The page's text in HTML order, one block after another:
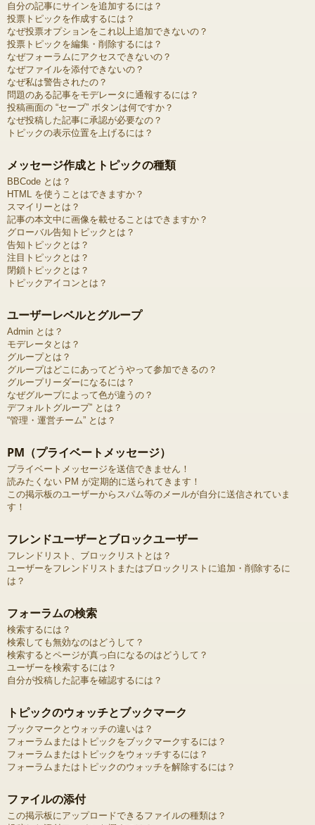
自分の記事にサインを追加するには？
投票トピックを作成するには？
なぜ投票オプションをこれ以上追加できないの？
投票トピックを編集・削除するには？
なぜフォーラムにアクセスできないの？
なぜファイルを添付できないの？
なぜ私は警告されたの？
問題のある記事をモデレータに通報するには？
投稿画面の “セーブ” ボタンは何ですか？
なぜ投稿した記事に承認が必要なの？
トピックの表示位置を上げるには？
メッセージ作成とトピックの種類
BBCode とは？
HTML を使うことはできますか？
スマイリーとは？
記事の本文中に画像を載せることはできますか？
グローバル告知トピックとは？
告知トピックとは？
注目トピックとは？
閉鎖トピックとは？
トピックアイコンとは？
ユーザーレベルとグループ
Admin とは？
モデレータとは？
グループとは？
グループはどこにあってどうやって参加できるの？
グループリーダーになるには？
なぜグループによって色が違うの？
デフォルトグループ” とは？
“管理・運営チーム” とは？
PM（プライベートメッセージ）
プライベートメッセージを送信できません！
読みたくない PM が定期的に送られてきます！
この掲示板のユーザーからスパム等のメールが自分に送信されていま
す！
フレンドユーザーとブロックユーザー
フレンドリスト、ブロックリストとは？
ユーザーをフレンドリストまたはブロックリストに追加・削除するに
は？
フォーラムの検索
検索するには？
検索しても無効なのはどうして？
検索するとページが真っ白になるのはどうして？
ユーザーを検索するには？
自分が投稿した記事を確認するには？
トピックのウォッチとブックマーク
ブックマークとウォッチの違いは？
フォーラムまたはトピックをブックマークするには？
フォーラムまたはトピックをウォッチするには？
フォーラムまたはトピックのウォッチを解除するには？
ファイルの添付
この掲示板にアップロードできるファイルの種類は？